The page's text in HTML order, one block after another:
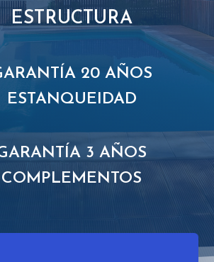
ESTRUCTURA
20 AÑOS
ESTANQUEIDAD
3 AÑOS
COMPLEMENTOS